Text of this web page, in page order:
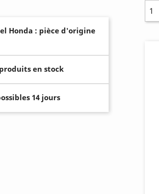
Honda : pièce d'origine
en stock
14 jours